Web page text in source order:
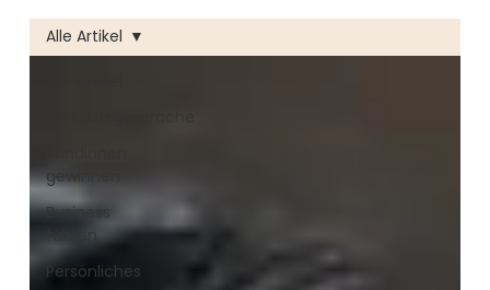
gewinnen
Business
führen
Persönliches
Alle Artikel